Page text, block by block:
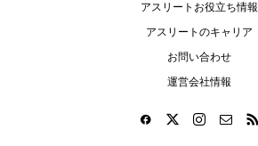
アスリートお役立ち情報
アスリートのキャリア
お問い合わせ
運営会社情報